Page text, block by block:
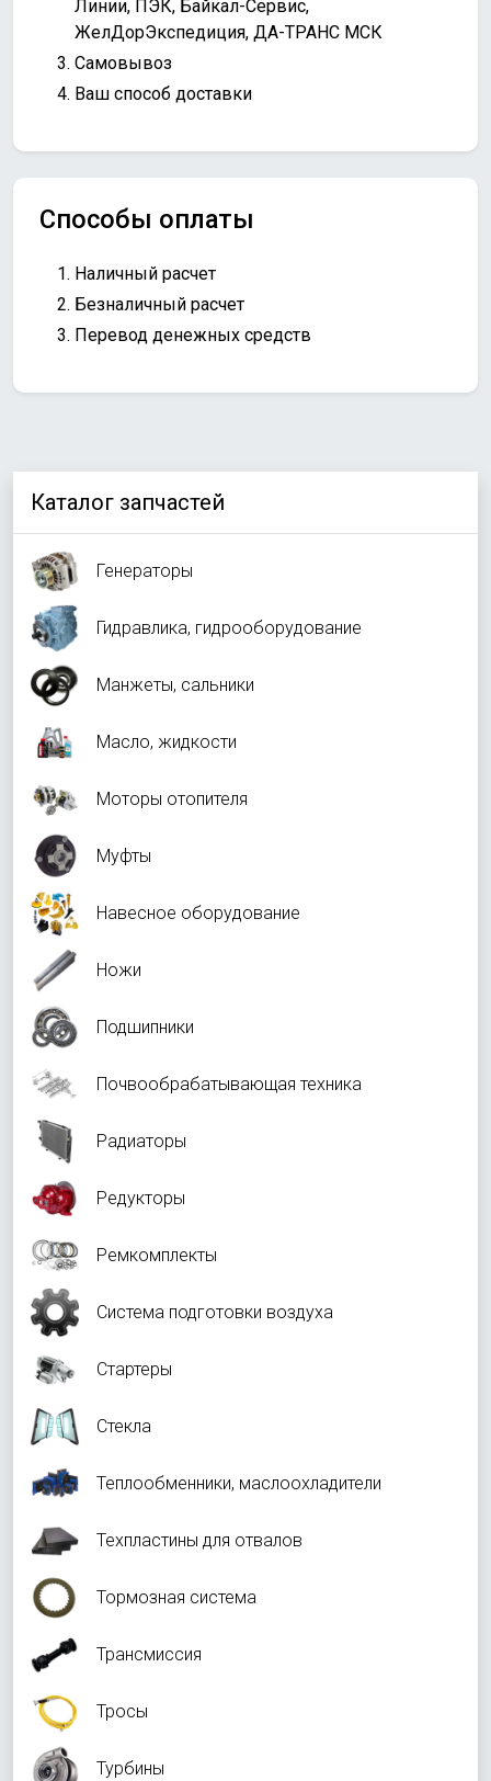
Каталог запчастей
Генераторы
Гидравлика, гидрооборудование
Манжеты, сальники
Масло, жидкости
Моторы отопителя
Муфты
Навесное оборудование
Ножи
Подшипники
Почвообрабатывающая техника
Радиаторы
Редукторы
Ремкомплекты
Система подготовки воздуха
Стартеры
Стекла
Теплообменники, маслоохладители
Техпластины для отвалов
Тормозная система
Трансмиссия
Тросы
Турбины
Линии, ПЭК, Байкал-Сервис,
ЖелДорЭкспедиция, ДА-ТРАНС МСК
Самовывоз
Ваш способ доставки
Способы оплаты
Наличный расчет
Безналичный расчет
Перевод денежных средств